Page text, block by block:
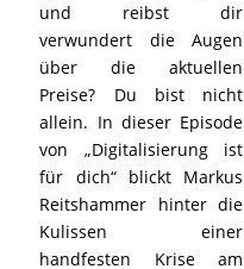
und reibst dir
verwundert die Augen
über die aktuellen
Preise? Du bist nicht
allein. In dieser Episode
von „Digitalisierung ist
für dich“ blickt Markus
Reitshammer hinter die
Kulissen einer
handfesten Krise am